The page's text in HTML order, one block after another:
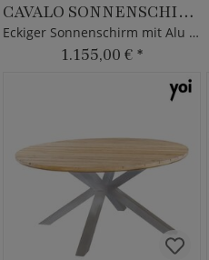
CAVALO SONNENSCHIRM
Eckiger Sonnenschirm mit Alu Gestell
1.155,00 € *